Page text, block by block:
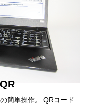
簡単操作。 QRコード